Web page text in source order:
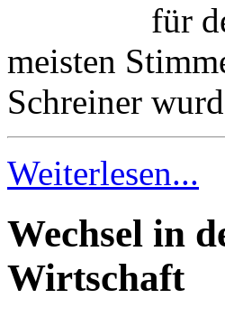
für
meisten
Schreiner
Weiterlesen...
Wechsel in
Wirtschaft